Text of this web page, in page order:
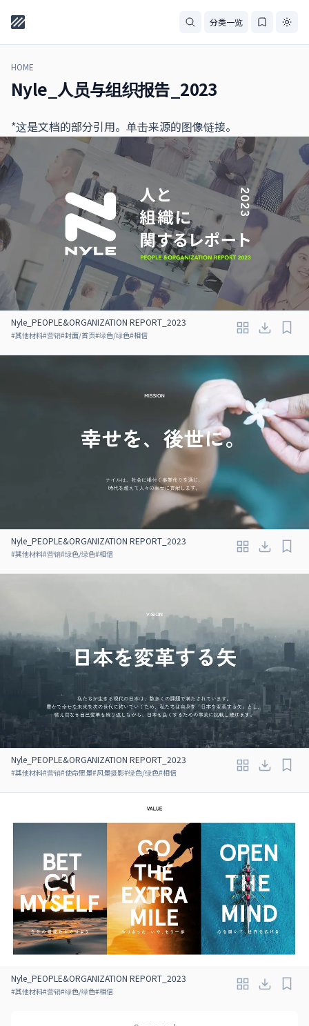
分类一览
HOME
Nyle_人员与组织报告_2023
*这是文档的部分引用。单击来源的图像链接。
Nyle_PEOPLE&ORGANIZATION REPORT_2023
#其他材料#营销#封面/首页#绿色/绿色#相信
Nyle_PEOPLE&ORGANIZATION REPORT_2023
#其他材料#营销#绿色/绿色#相信
Nyle_PEOPLE&ORGANIZATION REPORT_2023
#其他材料#营销#使命愿景#风景摄影#绿色/绿色#相信
Nyle_PEOPLE&ORGANIZATION REPORT_2023
#其他材料#营销#绿色/绿色#相信